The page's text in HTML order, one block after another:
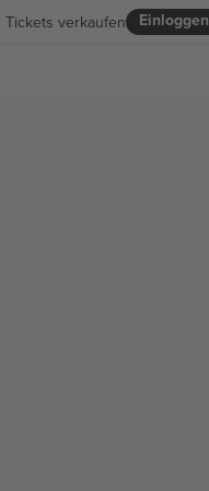
Einloggen
Tickets verkaufen